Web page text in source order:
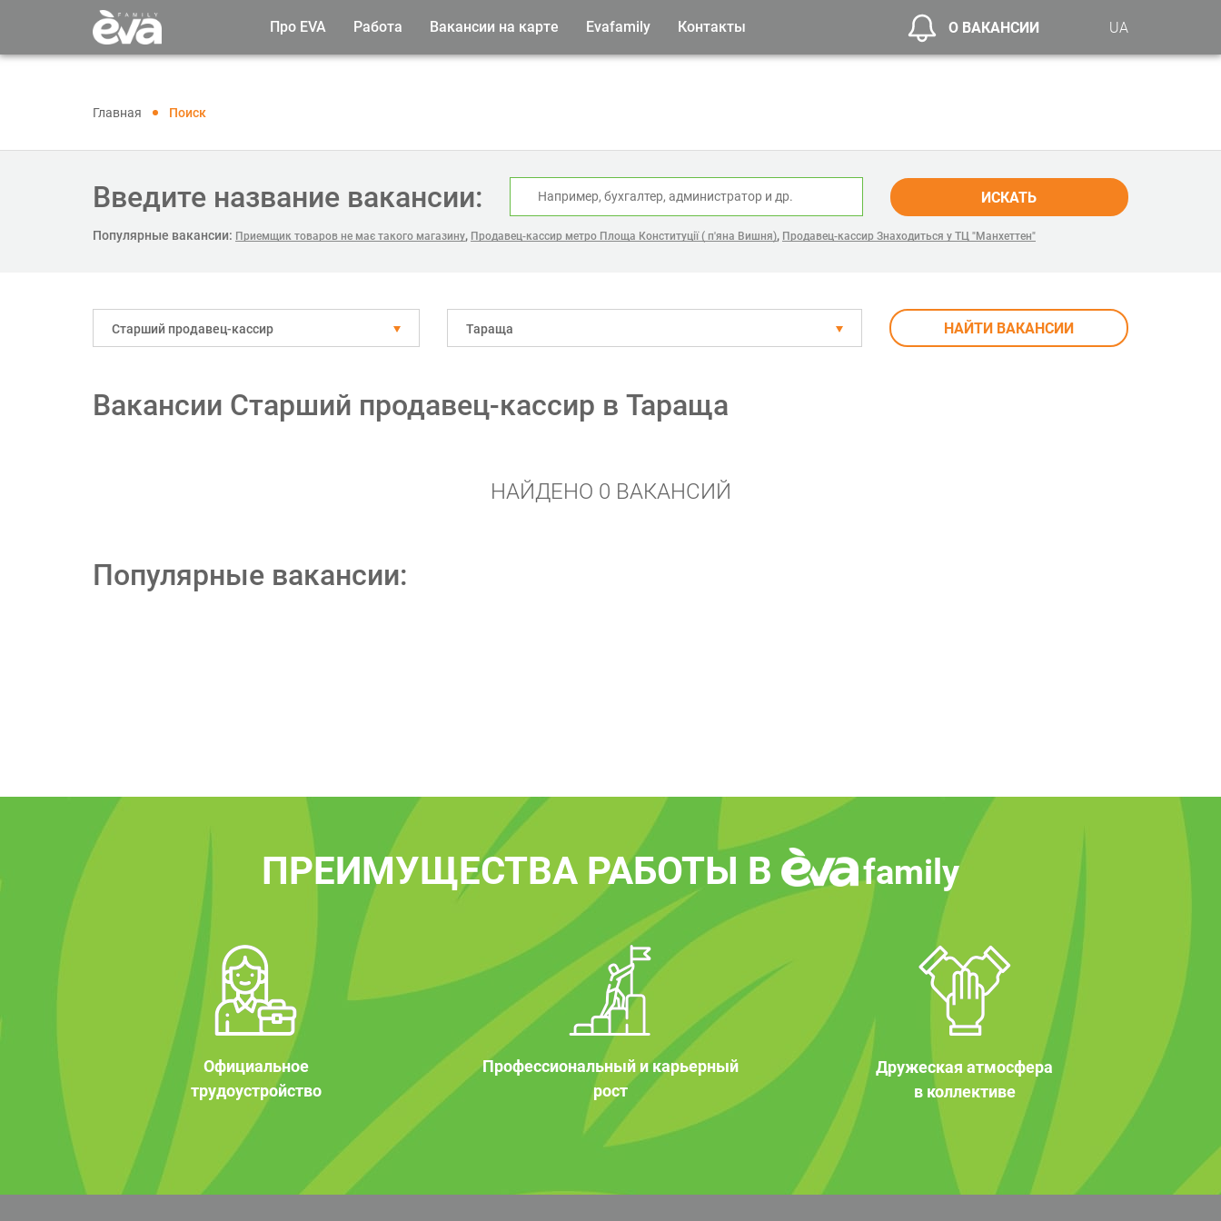
Про EVA Работа Вакансии на карте Evafamily Контакты О ВАКАНСИИ UA
Главная Поиск
Введите название вакансии: ИСКАТЬ
Популярные вакансии: Приемщик товаров не має такого магазину, Продавец-кассир метро Площа Конституції ( п'яна Вишня), Продавец-кассир Знаходиться у ТЦ "Манхеттен"
Старший продавец-кассир Тараща НАЙТИ ВАКАНСИИ
Вакансии Старший продавец-кассир в Тараща
НАЙДЕНО 0 ВАКАНСИЙ
Популярные вакансии:
ПРЕИМУЩЕСТВА РАБОТЫ В family
Официальное
трудоустройство
Профессиональный и карьерный
рост
Дружеская атмосфера
в коллективе